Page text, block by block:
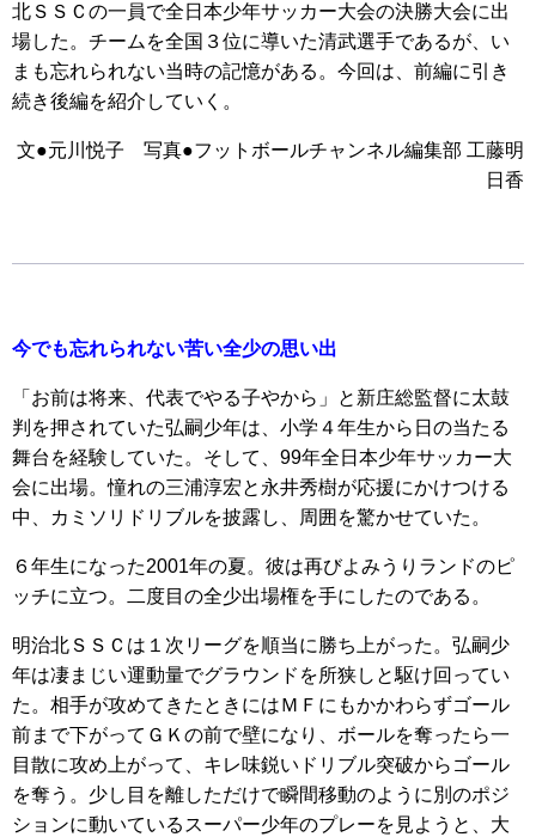
北ＳＳＣの一員で全日本少年サッカー大会の決勝大会に出
場した。チームを全国３位に導いた清武選手であるが、い
まも忘れられない当時の記憶がある。今回は、前編に引き
続き後編を紹介していく。
文●元川悦子 写真●フットボールチャンネル編集部 工藤明
日香
今でも忘れられない苦い全少の思い出
「お前は将来、代表でやる子やから」と新庄総監督に太鼓
判を押されていた弘嗣少年は、小学４年生から日の当たる
舞台を経験していた。そして、99年全日本少年サッカー大
会に出場。憧れの三浦淳宏と永井秀樹が応援にかけつける
中、カミソリドリブルを披露し、周囲を驚かせていた。
６年生になった2001年の夏。彼は再びよみうりランドのピ
ッチに立つ。二度目の全少出場権を手にしたのである。
明治北ＳＳＣは１次リーグを順当に勝ち上がった。弘嗣少
年は凄まじい運動量でグラウンドを所狭しと駆け回ってい
た。相手が攻めてきたときにはＭＦにもかかわらずゴール
前まで下がってＧＫの前で壁になり、ボールを奪ったら一
目散に攻め上がって、キレ味鋭いドリブル突破からゴール
を奪う。少し目を離しただけで瞬間移動のように別のポジ
ションに動いているスーパー少年のプレーを見ようと、大